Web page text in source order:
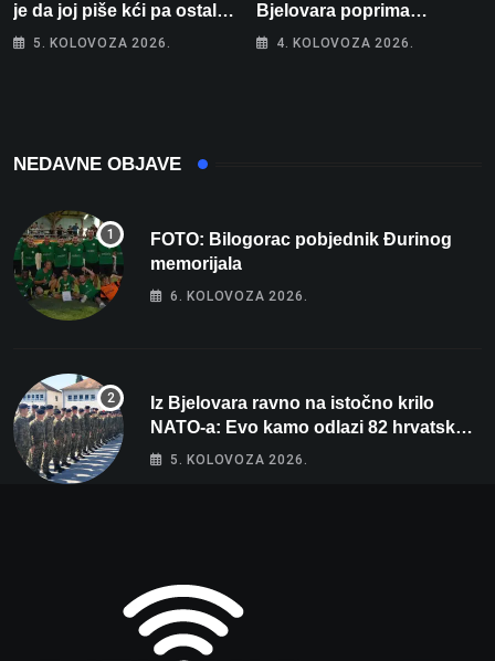
je da joj piše kći pa ostala
bez 1000 eura
5. KOLOVOZA 2026.
Bjelovara poprima
jesenski izgled
4. KOLOVOZA 2026.
NEDAVNE OBJAVE
FOTO: Bilogorac pobjednik Đurinog
memorijala
6. KOLOVOZA 2026.
Iz Bjelovara ravno na istočno krilo
NATO-a: Evo kamo odlazi 82 hrvatska
vojnika i 6 vojnikinja
5. KOLOVOZA 2026.